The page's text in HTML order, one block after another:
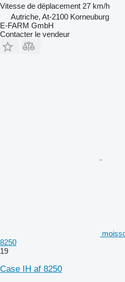
Vitesse de déplacement 27 km/h
Autriche, At-2100 Korneuburg
E-FARM GmbH
Contacter le vendeur
8250
19
Case IH af 8250